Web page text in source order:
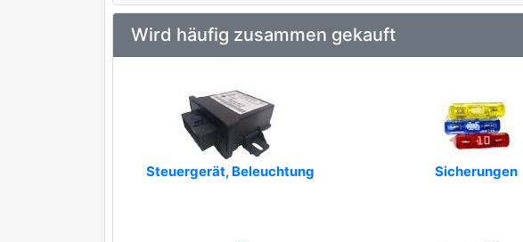
Wird häufig zusammen gekauft
Steuergerät, Beleuchtung Sicherungen